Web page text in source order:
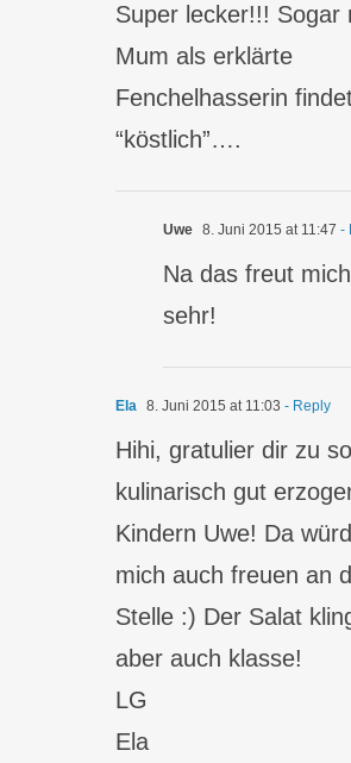
Super lecker!!! Sogar
Mum als erklärte
Fenchelhasserin
“köstlich”….
Uwe 8. Juni 2015 at 11:47 -
Na das freut
sehr!
Ela 8. Juni 2015 at 11:03 - Reply
Hihi, gratulier dir zu
kulinarisch gut
Kindern Uwe! Da
mich auch freuen an
Stelle :) Der Salat
aber auch klasse!
LG
Ela